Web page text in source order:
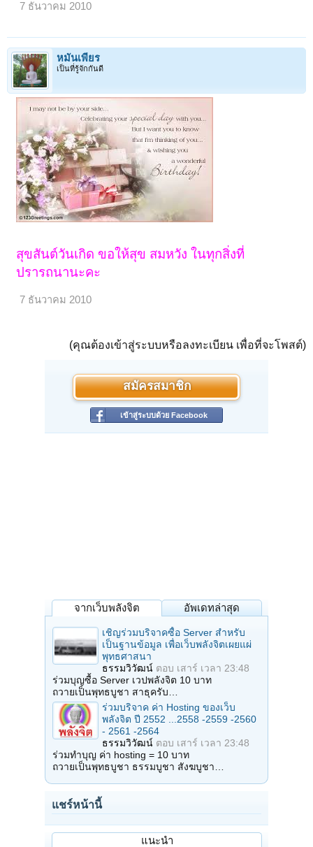
7 ธันวาคม 2010
หมั่นเพียร
เป็นที่รู้จักกันดี
สุขสันต์วันเกิด ขอให้สุข สมหวัง ในทุกสิ่งที่
ปรารถนานะคะ
7 ธันวาคม 2010
(คุณต้องเข้าสู่ระบบหรือลงทะเบียน เพื่อที่จะโพสต์)
สมัครสมาชิก
เข้าสู่ระบบด้วย Facebook
จากเว็บพลังจิต อัพเดทล่าสุด
เชิญร่วมบริจาคซื้อ Server สำหรับ
เป็นฐานข้อมูล เพื่อเว็บพลังจิตเผยแผ่
พุทธศาสนา
ธรรมวิวัฒน์ ตอบ เสาร์ เวลา 23:48
ร่วมบุญซื้อ Server เวปพลังจิต 10 บาท
ถวายเป็นพุทธบูชา สาธุครับ…
ร่วมบริจาค ค่า Hosting ของเว็บ
พลังจิต ปี 2552 ...2558 -2559 -2560
- 2561 -2564
ธรรมวิวัฒน์ ตอบ เสาร์ เวลา 23:48
ร่วมทำบุญ ค่า hosting = 10 บาท
ถวายเป็นพุทธบูชา ธรรมบูชา สังฆบูชา…
แชร์หน้านี้
แนะนำ